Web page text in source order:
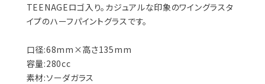
TEENAGEロゴ入り。カジュアルな印象のワイングラスタ
イプのハーフパイントグラスです。
口径:68mm×高さ135mm
容量:280cc
素材:ソーダガラス